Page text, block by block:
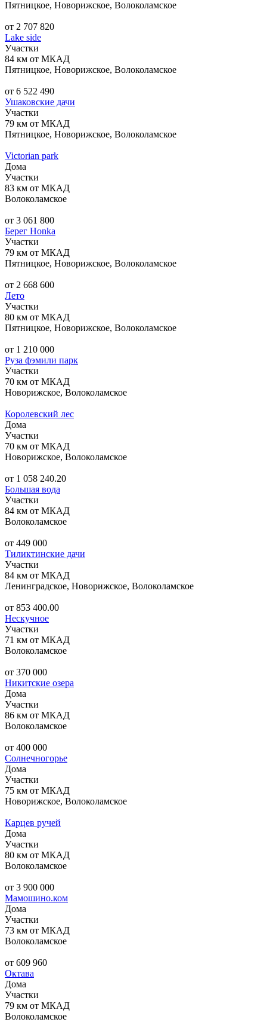
Пятницкое, Новорижское, Волоколамское
от 2 707 820
Lake side
Участки
84 км от МКАД
Пятницкое, Новорижское, Волоколамское
от 6 522 490
Ушаковские дачи
Участки
79 км от МКАД
Пятницкое, Новорижское, Волоколамское
Victorian park
Дома
Участки
83 км от МКАД
Волоколамское
от 3 061 800
Берег Honka
Участки
79 км от МКАД
Пятницкое, Новорижское, Волоколамское
от 2 668 600
Лето
Участки
80 км от МКАД
Пятницкое, Новорижское, Волоколамское
от 1 210 000
Руза фэмили парк
Участки
70 км от МКАД
Новорижское, Волоколамское
Королевский лес
Дома
Участки
70 км от МКАД
Новорижское, Волоколамское
от 1 058 240.20
Большая вода
Участки
84 км от МКАД
Волоколамское
от 449 000
Тиликтинские дачи
Участки
84 км от МКАД
Ленинградское, Новорижское, Волоколамское
от 853 400.00
Нескучное
Участки
71 км от МКАД
Волоколамское
от 370 000
Никитские озера
Дома
Участки
86 км от МКАД
Волоколамское
от 400 000
Солнечногорье
Дома
Участки
75 км от МКАД
Новорижское, Волоколамское
Карцев ручей
Дома
Участки
80 км от МКАД
Волоколамское
от 3 900 000
Мамошино.ком
Дома
Участки
73 км от МКАД
Волоколамское
от 609 960
Октава
Дома
Участки
79 км от МКАД
Волоколамское